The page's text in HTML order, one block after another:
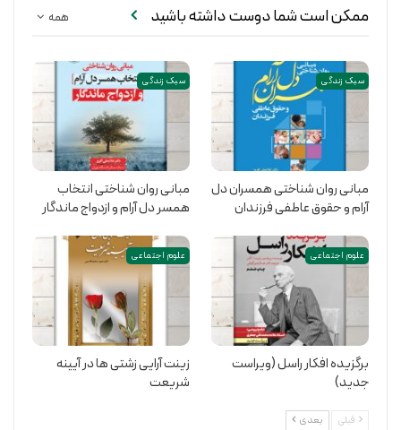
همه ممکن است شما دوست داشته باشید
سبک زندگی
مبانی روان شناختی همسران دل
آرام و حقوق عاطفی فرزندان
سبک زندگی
مبانی روان شناختی انتخاب
همسر دل آرام و ازدواج ماندگار
علوم اجتماعی
برگزیده افکار راسل (ویراست
جدید)
علوم اجتماعی
زینت آرایی زشتی ها در آیینه
شریعت
قبلی بعدی